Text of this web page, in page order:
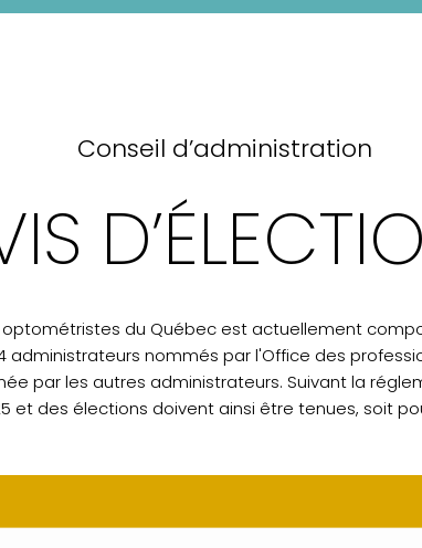
Conseil d’administration
du Québec est actuellement
nommés par l'Office des
par les autres administrateurs. Suivant la
et des élections doivent ainsi être tenues, soit